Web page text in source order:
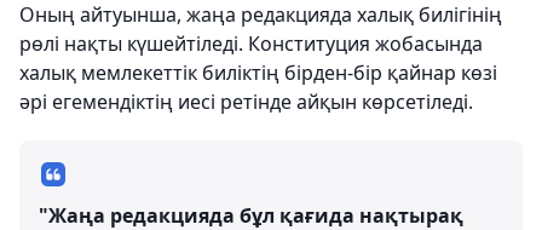
Оның айтуынша, жаңа редакцияда халық билігінің
рөлі нақты күшейтіледі. Конституция жобасында
халық мемлекеттік биліктің бірден-бір қайнар көзі
әрі егемендіктің иесі ретінде айқын көрсетіледі.
"Жаңа редакцияда бұл қағида нақтырақ